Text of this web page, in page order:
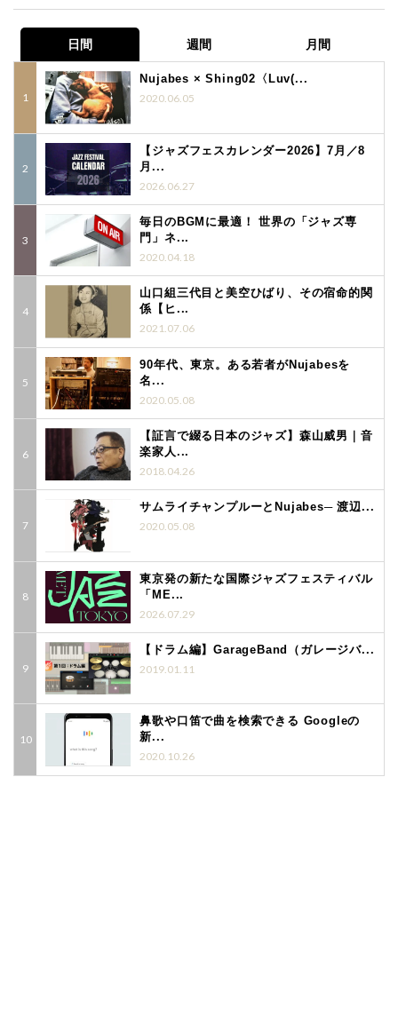
日間 週間 月間
Nujabes × Shing02〈Luv(...
2020.06.05
【ジャズフェスカレンダー2026】7月／8
月...
2026.06.27
毎日のBGMに最適！ 世界の「ジャズ専
門」ネ...
2020.04.18
山口組三代目と美空ひばり、その宿命的関
係【ヒ...
2021.07.06
90年代、東京。ある若者がNujabesを
名...
2020.05.08
【証言で綴る日本のジャズ】森山威男｜音
楽家人...
2018.04.26
サムライチャンプルーとNujabes─ 渡辺...
2020.05.08
東京発の新たな国際ジャズフェスティバル
「ME...
2026.07.29
【ドラム編】GarageBand（ガレージバ...
2019.01.11
鼻歌や口笛で曲を検索できる Googleの
新...
2020.10.26